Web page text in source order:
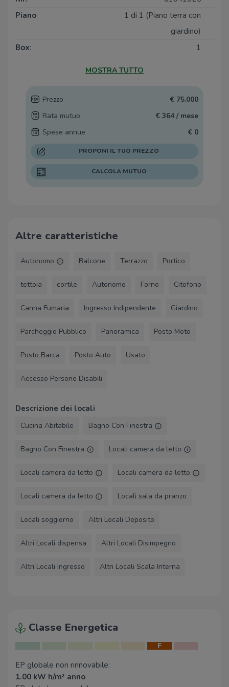
Ogni agenzia ha un proprio titolare ed è autonoma.
Piano:
1 di 1 (Piano terra con
giardino)
Box:
1
Terrazzi: 1
MOSTRA TUTTO
Prezzo
€ 75.000
Rata mutuo
€ 364 / mese
Spese annue
€ 0
PROPONI IL TUO PREZZO
CALCOLA MUTUO
Altre caratteristiche
Autonomo Balcone Terrazzo Portico
tettoia cortile Autonomo Forno Citofono
Canna Fumaria Ingresso Indipendente Giardino
Parcheggio Pubblico Panoramica Posto Moto
Posto Barca Posto Auto Usato
Accesso Persone Disabili
Descrizione dei locali
Cucina Abitabile Bagno Con Finestra
Bagno Con Finestra Locali camera da letto
Locali camera da letto Locali camera da letto
Locali camera da letto Locali sala da pranzo
Locali soggiorno Altri Locali Deposito
Altri Locali dispensa Altri Locali Disimpegno
Altri Locali Ingresso Altri Locali Scala Interna
Classe Energetica
F
EP globale non rinnovabile:
1.00 kW h/m² anno